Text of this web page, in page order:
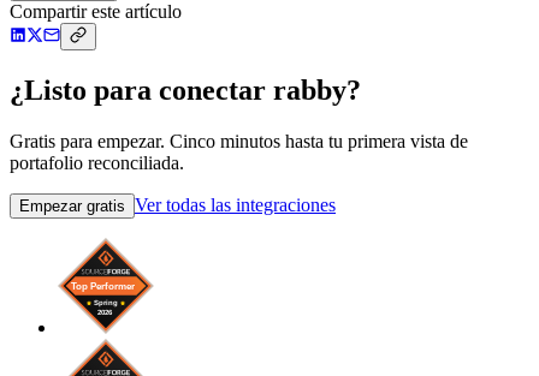
Compartir este artículo
¿Listo para conectar rabby?
Gratis para empezar. Cinco minutos hasta tu primera vista de
portafolio reconciliada.
Empezar gratis Ver todas las integraciones